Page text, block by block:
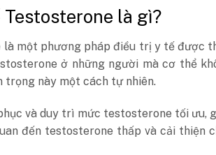
là gì?
một phương pháp điều trị y tế được
ở những người mà cơ thể
trọng này một cách tự nhiên.
và duy trì mức testosterone tối ưu,
đến testosterone thấp và cải thiện